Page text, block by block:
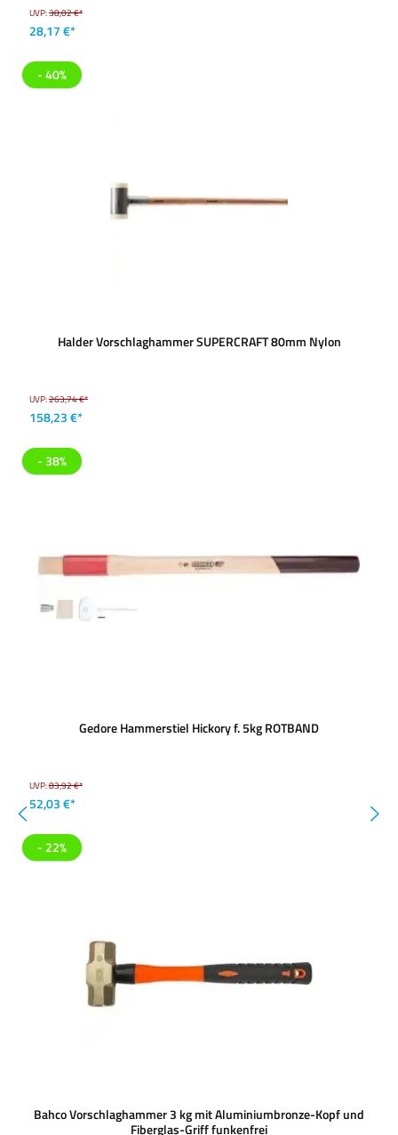
UVP:38,02 €*
28,17 €*
- 40%
Halder Vorschlaghammer SUPERCRAFT 80mm Nylon
UVP:263,74 €*
158,23 €*
- 38%
Gedore Hammerstiel Hickory f. 5kg ROTBAND
UVP:83,92 €*
52,03 €*
- 22%
Bahco Vorschlaghammer 3 kg mit Aluminiumbronze-Kopf und
Fiberglas-Griff funkenfrei